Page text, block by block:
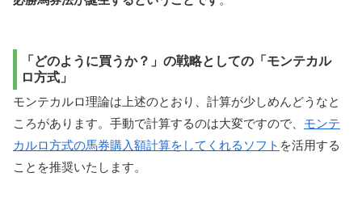
「どのように買うか？」の戦略としての「モンテカル
ロ方式」
モンテカルロ理論は上述のとおり、計算が少しめんどうなと
ころがあります。手動で計算するのは大変ですので、 モンテ
カルロ方式の馬券購入額計算をしてくれるソフト を活用する
ことを推奨いたします。